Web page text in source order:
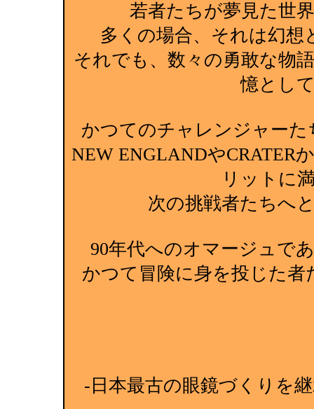
若者たちが夢見た世
多くの場合、それは幻
それでも、数々の勇敢な物
憶とし
かつてのチャレンジャー
NEW ENGLANDやCRATER
リットに
次の挑戦者たちへ
90年代へのオマージュで
かつて冒険に身を投じた
-日本最古の眼鏡づくりを